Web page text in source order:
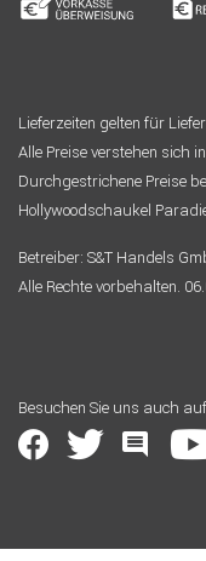
Lieferzeiten gelten für
Alle Preise verstehen sich
Durchgestrichene Preise
Hollywoodschaukel
Betreiber: S&T Handels
Alle Rechte vorbehalten.
Besuchen Sie uns auch auf